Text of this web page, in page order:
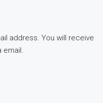
address. You will receive
email.